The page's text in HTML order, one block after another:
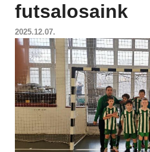
futsalosaink
2025.12.07.